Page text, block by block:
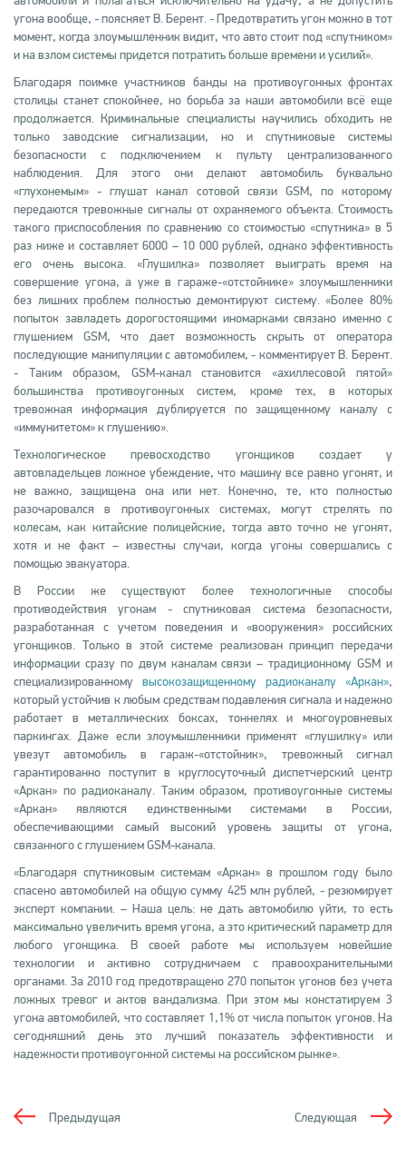
угона вообще, - поясняет В. Берент. - Предотвратить угон можно в тот
момент, когда злоумышленник видит, что авто стоит под «спутником»
и на взлом системы придется потратить больше времени и усилий».
Благодаря поимке участников банды на противоугонных фронтах
столицы станет спокойнее, но борьба за наши автомобили всё еще
продолжается. Криминальные специалисты научились обходить не
только заводские сигнализации, но и спутниковые системы
безопасности с подключением к пульту централизованного
наблюдения. Для этого они делают автомобиль буквально
«глухонемым» - глушат канал сотовой связи GSM, по которому
передаются тревожные сигналы от охраняемого объекта. Стоимость
такого приспособления по сравнению со стоимостью «спутника» в 5
раз ниже и составляет 6000 – 10 000 рублей, однако эффективность
его очень высока. «Глушилка» позволяет выиграть время на
совершение угона, а уже в гараже-«отстойнике» злоумышленники
без лишних проблем полностью демонтируют систему. «Более 80%
попыток завладеть дорогостоящими иномарками связано именно с
глушением GSM, что дает возможность скрыть от оператора
последующие манипуляции с автомобилем, - комментирует В. Берент.
- Таким образом, GSM-канал становится «ахиллесовой пятой»
большинства противоугонных систем, кроме тех, в которых
тревожная информация дублируется по защищенному каналу с
«иммунитетом» к глушению».
Технологическое превосходство угонщиков создает у
автовладельцев ложное убеждение, что машину все равно угонят, и
не важно, защищена она или нет. Конечно, те, кто полностью
разочаровался в противоугонных системах, могут стрелять по
колесам, как китайские полицейские, тогда авто точно не угонят,
хотя и не факт – известны случаи, когда угоны совершались с
помощью эвакуатора.
В России же существуют более технологичные способы
противодействия угонам - спутниковая система безопасности,
разработанная с учетом поведения и «вооружения» российских
угонщиков. Только в этой системе реализован принцип передачи
информации сразу по двум каналам связи – традиционному GSM и
специализированному высокозащищенному радиоканалу «Аркан»,
который устойчив к любым средствам подавления сигнала и надежно
работает в металлических боксах, тоннелях и многоуровневых
паркингах. Даже если злоумышленники применят «глушилку» или
увезут автомобиль в гараж-«отстойник», тревожный сигнал
гарантированно поступит в круглосуточный диспетчерский центр
«Аркан» по радиоканалу. Таким образом, противоугонные системы
«Аркан» являются единственными системами в России,
обеспечивающими самый высокий уровень защиты от угона,
связанного с глушением GSM-канала.
«Благодаря спутниковым системам «Аркан» в прошлом году было
спасено автомобилей на общую сумму 425 млн рублей, - резюмирует
эксперт компании. – Наша цель: не дать автомобилю уйти, то есть
максимально увеличить время угона, а это критический параметр для
любого угонщика. В своей работе мы используем новейшие
технологии и активно сотрудничаем с правоохранительными
органами. За 2010 год предотвращено 270 попыток угонов без учета
ложных тревог и актов вандализма. При этом мы констатируем 3
угона автомобилей, что составляет 1,1% от числа попыток угонов. На
сегодняшний день это лучший показатель эффективности и
надежности противоугонной системы на российском рынке».
Следующая
Предыдущая